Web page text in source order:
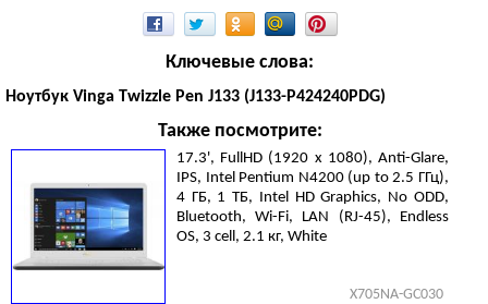
Ключевые слова:
Ноутбук Vinga Twizzle Pen J133 (J133-P424240PDG)
Также посмотрите:
17.3', FullHD (1920 х 1080), Anti-Glare,
IPS, Intel Pentium N4200 (up to 2.5 ГГц),
4 ГБ, 1 ТБ, Intel HD Graphics, No ODD,
Bluetooth, Wi-Fi, LAN (RJ-45), Endless
OS, 3 cell, 2.1 кг, White
X705NA-GC030